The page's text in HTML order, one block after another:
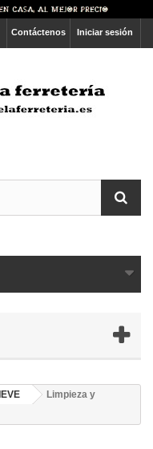
Iniciar sesión
Contáctenos
Limpieza y